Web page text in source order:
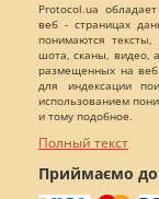
Protocol.ua
веб - страницах
понимаются тексты,
шота, сканы, видео,
размещенных на веб
для индексации
использованием
и тому подобное.
Полный текст
Приймаємо